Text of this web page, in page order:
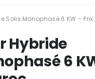
Solis Monophasé 6 KW –
Hybride
6